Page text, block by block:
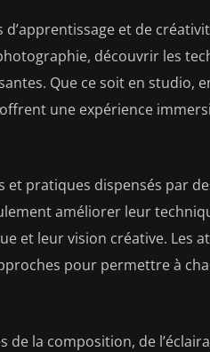
d’apprentissage et de
découvrir les
Que ce soit en studio,
une expérience
et pratiques dispensés par
améliorer leur
et leur vision créative. Les
pour permettre à
de la composition, de